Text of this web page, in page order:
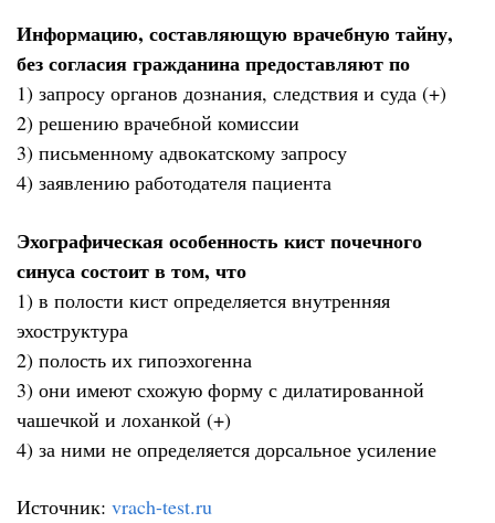
Информацию, составляющую врачебную тайну,
без согласия гражданина предоставляют по
1) запросу органов дознания, следствия и суда (+)
2) решению врачебной комиссии
3) письменному адвокатскому запросу
4) заявлению работодателя пациента
Эхографическая особенность кист почечного
синуса состоит в том, что
1) в полости кист определяется внутренняя
эхоструктура
2) полость их гипоэхогенна
3) они имеют схожую форму с дилатированной
чашечкой и лоханкой (+)
4) за ними не определяется дорсальное усиление
Источник: vrach-test.ru